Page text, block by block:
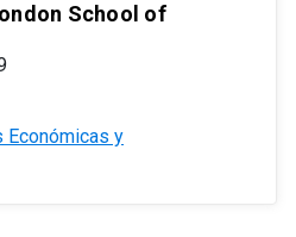
School of
Económicas y